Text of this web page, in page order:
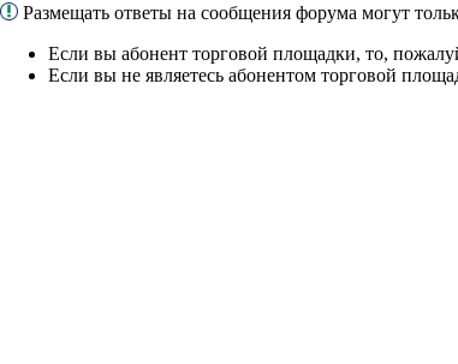
Размещать ответы на сообщения форума могут
Если вы абонент торговой площадки, то,
Если вы не являетесь абонентом торговой